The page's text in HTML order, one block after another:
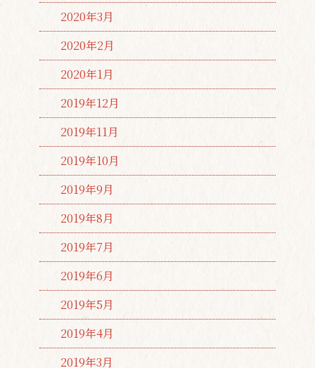
2020年3月
2020年2月
2020年1月
2019年12月
2019年11月
2019年10月
2019年9月
2019年8月
2019年7月
2019年6月
2019年5月
2019年4月
2019年3月